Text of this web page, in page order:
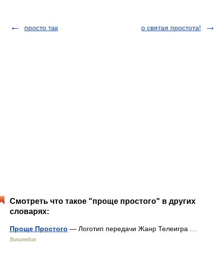
просто так о святая простота!
Смотреть что такое "проще простого" в других
словарях:
Проще Простого — Логотип передачи Жанр Телеигра …
Википедия